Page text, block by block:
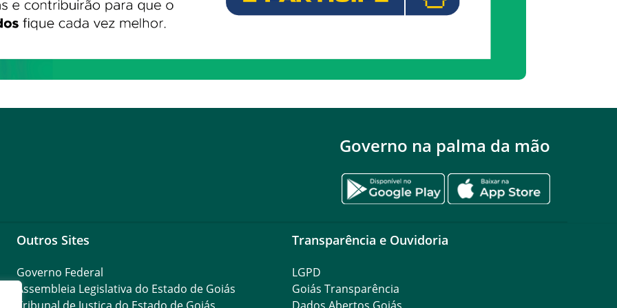
Governo na palma da mão
Outros Sites
Governo Federal
Assembleia Legislativa do Estado de Goiás
Transparência e Ouvidoria
LGPD
Goiás Transparência